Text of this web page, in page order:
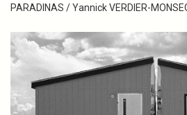
PARADINAS / Yannick VERDIER-